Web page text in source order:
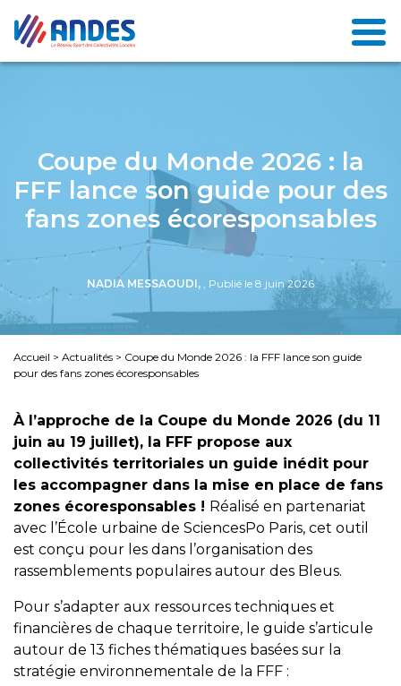
Coupe du Monde 2026 : la
FFF lance son guide pour des
fans zones écoresponsables
NADIA MESSAOUDI, , Publié le 8 juin 2026
Accueil > Actualités > Coupe du Monde 2026 : la FFF lance son guide
pour des fans zones écoresponsables
À l’approche de la Coupe du Monde 2026 (du 11
juin au 19 juillet), la FFF propose aux
collectivités territoriales un guide inédit pour
les accompagner dans la mise en place de fans
zones écoresponsables ! Réalisé en partenariat
avec l’École urbaine de SciencesPo Paris, cet outil
est conçu pour les dans l’organisation des
rassemblements populaires autour des Bleus.
Pour s’adapter aux ressources techniques et
financières de chaque territoire, le guide s’articule
autour de 13 fiches thématiques basées sur la
stratégie environnementale de la FFF :